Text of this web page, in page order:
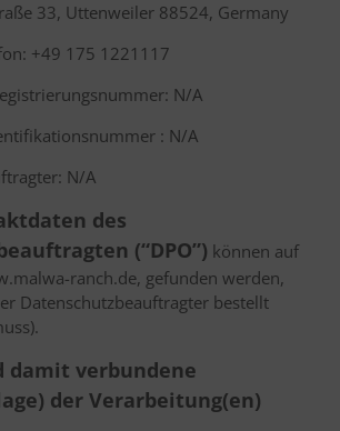
33, Uttenweiler 88524, Germany
+49 175 1221117
N/A
: N/A
N/A
des
(“DPO”) können auf
ranch.de, gefunden werden,
Datenschutzbeauftragter bestellt
damit verbundene
der Verarbeitung(en)